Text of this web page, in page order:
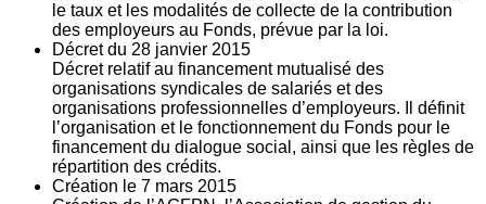
le taux et les modalités de collecte de la contribution
des employeurs au Fonds, prévue par la loi.
Décret du 28 janvier 2015
Décret relatif au financement mutualisé des
organisations syndicales de salariés et des
organisations professionnelles d’employeurs. Il définit
l’organisation et le fonctionnement du Fonds pour le
financement du dialogue social, ainsi que les règles de
répartition des crédits.
Création le 7 mars 2015